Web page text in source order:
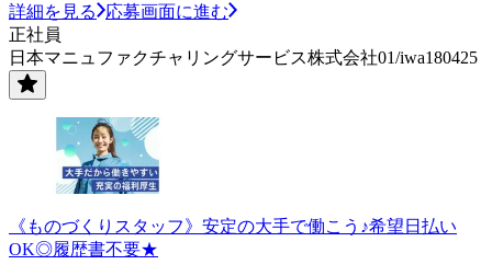
詳細を見る
応募画面に進む
正社員
日本マニュファクチャリングサービス株式会社01/iwa180425
《ものづくりスタッフ》安定の大手で働こう♪希望日払い
OK◎履歴書不要★